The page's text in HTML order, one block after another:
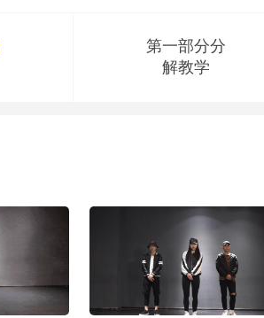
第一部分分
解教学